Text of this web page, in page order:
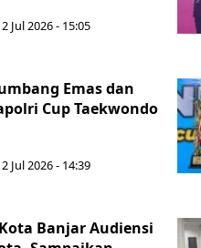
Jul 2026 - 15:05
Emas dan
Cup Taekwondo
Jul 2026 - 14:39
Banjar Audiensi